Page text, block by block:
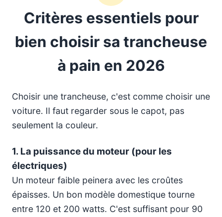
Critères essentiels pour
bien choisir sa trancheuse
à pain en 2026
Choisir une trancheuse, c'est comme choisir une
voiture. Il faut regarder sous le capot, pas
seulement la couleur.
1. La puissance du moteur (pour les
électriques)
Un moteur faible peinera avec les croûtes
épaisses. Un bon modèle domestique tourne
entre 120 et 200 watts. C'est suffisant pour 90